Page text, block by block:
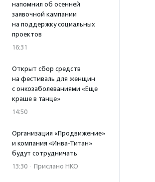
напомнил об осенней
заявочной кампании
на поддержку социальных
проектов
16:31
Открыт сбор средств
на фестиваль для женщин
с онкозаболеваниями «Еще
краше в танце»
14:50
Организация «Продвижение»
и компания «Инва-Титан»
будут сотрудничать
13:30 · Прислано НКО